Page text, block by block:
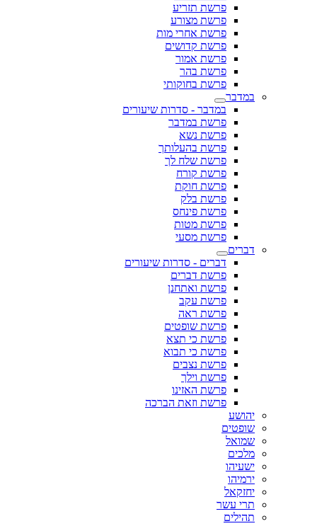
פרשת תזריע
פרשת מצורע
פרשת אחרי מות
פרשת קדושים
פרשת אמור
פרשת בהר
פרשת בחוקותי
במדבר
במדבר - סדרות שיעורים
פרשת במדבר
פרשת נשא
פרשת בהעלותך
פרשת שלח לך
פרשת קורח
פרשת חוקת
פרשת בלק
פרשת פינחס
פרשת מטות
פרשת מסעי
דברים
דברים - סדרות שיעורים
פרשת דברים
פרשת ואתחנן
פרשת עקב
פרשת ראה
פרשת שופטים
פרשת כי תצא
פרשת כי תבוא
פרשת נצבים
פרשת וילך
פרשת האזינו
פרשת וזאת הברכה
יהושע
שופטים
שמואל
מלכים
ישעיהו
ירמיהו
יחזקאל
תרי עשר
תהילים